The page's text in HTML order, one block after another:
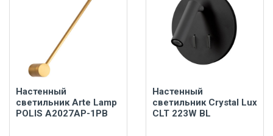
Настенный
светильник Arte Lamp
POLIS A2027AP-1PB
Настенный
светильник Crystal Lux
CLT 223W BL